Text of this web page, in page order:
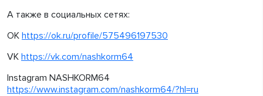
А также в социальных сетях:
OK https://ok.ru/profile/575496197530
VK https://vk.com/nashkorm64
Instagram NASHKORM64
https://www.instagram.com/nashkorm64/?hl=ru